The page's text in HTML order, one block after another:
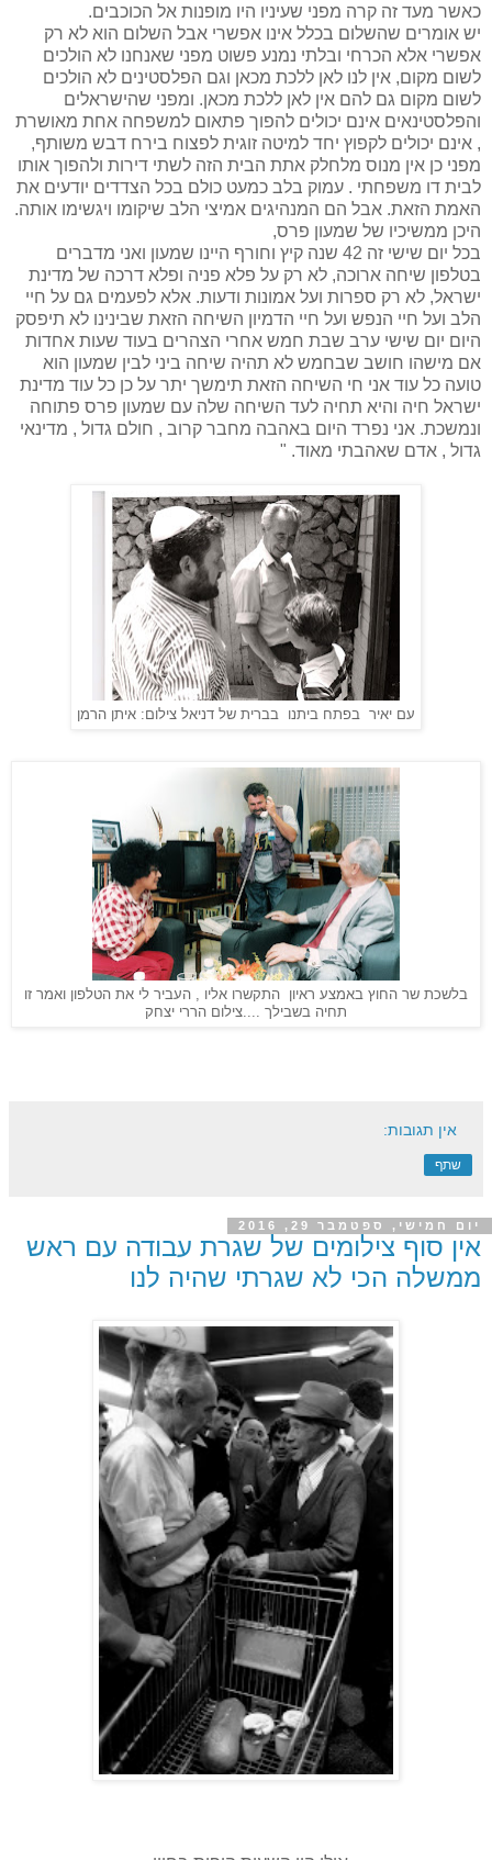
כאשר מעד זה קרה מפני שעיניו היו מופנות אל הכוכבים.
יש אומרים שהשלום בכלל אינו אפשרי אבל השלום הוא לא רק
אפשרי אלא הכרחי ובלתי נמנע פשוט מפני שאנחנו לא הולכים
לשום מקום, אין לנו לאן ללכת מכאן וגם הפלסטינים לא הולכים
לשום מקום גם להם אין לאן ללכת מכאן. ומפני שהישראלים
והפלסטינאים אינם יכולים להפוך פתאום למשפחה אחת מאושרת
, אינם יכולים לקפוץ יחד למיטה זוגית לפצוח בירח דבש משותף,
מפני כן אין מנוס מלחלק אתת הבית הזה לשתי דירות ולהפוך אותו
לבית דו משפחתי . עמוק בלב כמעט כולם בכל הצדדים יודעים את
האמת הזאת. אבל הם המנהיגים אמיצי הלב שיקומו ויגשימו אותה.
היכן ממשיכיו של שמעון פרס,
בכל יום שישי זה 42 שנה קיץ וחורף היינו שמעון ואני מדברים
בטלפון שיחה ארוכה, לא רק על פלא פניה ופלא דרכה של מדינת
ישראל, לא רק ספרות ועל אמונות ודעות. אלא לפעמים גם על חיי
הלב ועל חיי הנפש ועל חיי הדמיון השיחה הזאת שבינינו לא תיפסק
היום יום שישי ערב שבת חמש אחרי הצהרים בעוד שעות אחדות
אם מישהו חושב שבחמש לא תהיה שיחה ביני לבין שמעון הוא
טועה כל עוד אני חי השיחה הזאת תימשך יתר על כן כל עוד מדינת
ישראל חיה והיא תחיה לעד השיחה שלה עם שמעון פרס פתוחה
ונמשכת. אני נפרד היום באהבה מחבר קרוב , חולם גדול , מדינאי
גדול , אדם שאהבתי מאוד. "
עם יאיר בפתח ביתנו בברית של דניאל צילום: איתן הרמן
בלשכת שר החוץ באמצע ראיון התקשרו אליו , העביר לי את הטלפון ואמר זו
תחיה בשבילך ....צילום הררי יצחק
אין תגובות:
שתף
יום חמישי, ספטמבר 29, 2016
אין סוף צילומים של שגרת עבודה עם ראש
ממשלה הכי לא שגרתי שהיה לנו